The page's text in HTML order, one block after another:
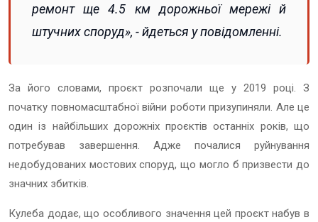
ремонт ще 4.5 км дорожньої мережі й
штучних споруд», - йдеться у повідомленні.
За його словами, проєкт розпочали ще у 2019 році. З
початку повномасштабної війни роботи призупиняли. Але це
один із найбільших дорожніх проєктів останніх років, що
потребував завершення. Адже почалися руйнування
недобудованих мостових споруд, що могло б призвести до
значних збитків.
Кулеба додає, що особливого значення цей проєкт набув в